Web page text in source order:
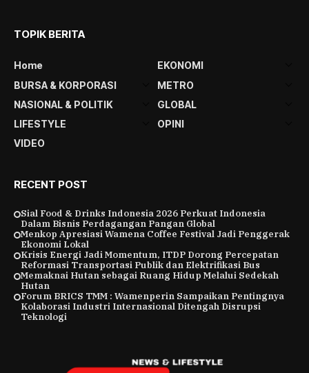
TOPIK BERITA
Home
EKONOMI
BURSA & KORPORASI
METRO
NASIONAL & POLITIK
GLOBAL
LIFESTYLE
OPINI
VIDEO
RECENT POST
Sial Food & Drinks Indonesia 2026 Perkuat Indonesia
Dalam Bisnis Perdagangan Pangan Global
Menkop Apresiasi Wamena Coffee Festival Jadi Penggerak
Ekonomi Lokal
Krisis Energi Jadi Momentum, ITDP Dorong Percepatan
Reformasi Transportasi Publik dan Elektrifikasi Bus
Memaknai Hutan sebagai Ruang Hidup Melalui Sedekah
Hutan
Forum BRICS TMM : Wamenperin Sampaikan Pentingnya
Kolaborasi Industri Internasional Ditengah Disrupsi
Teknologi